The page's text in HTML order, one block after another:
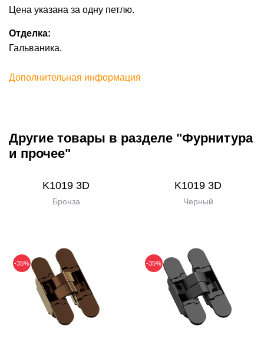
Цена указана за одну петлю.
Отделка:
Гальваника.
Дополнительная информация
Другие товары в разделе "Фурнитура
и прочее"
K1019 3D
Бронза
-35%
K1019 3D
Черный
-35%